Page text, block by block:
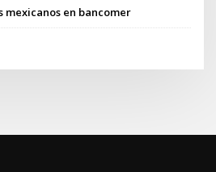
mexicanos en bancomer